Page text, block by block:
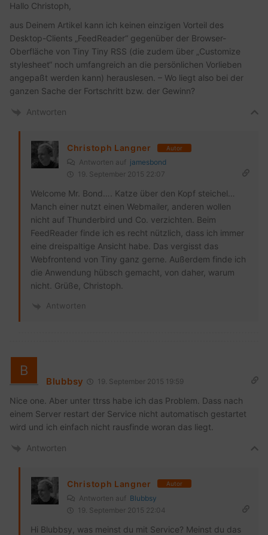
Hallo Christoph,
aus Deinem Artikel kann ich keinen einzigen Vorteil des
Desktop-Clients „FeedReader“ gegenüber der Browser-
Oberfläche von Tiny Tiny RSS (die zudem über „Customize
stylesheet“ noch umfangreich an die persönlichen Vorlieben
angepaßt werden kann) herauslesen. – Wo liegt also bei der
ganzen Sache der Fortschritt bzw. der Gewinn?
Antworten
Christoph Langner Autor
Antworten auf jamesbond
19. September 2015 22:07
Welcome Mr. Bond…. Katze über den Kopf steichel…
Manch einer nutzt einen Webmailer, anderen wollen
nicht auf Thunderbird und Co. verzichten. Beim
FeedReader finde ich es recht nützlich, dass ich immer
eine dreispaltige Ansicht habe. Das vergisst das
Webfrontend von Tiny ganz gerne. Außerdem finde ich
die Anwendung hübsch gemacht, von daher, warum
nicht. Grüße, Christoph.
Antworten
Blubbsy 19. September 2015 19:59
Nice one. Aber unter ttrss habe ich das Problem. Dass nach
einem Server restart der Service nicht automatisch gestartet
wird und ich einfach nicht rausfinde woran das liegt.
Antworten
Christoph Langner Autor
Antworten auf Blubbsy
19. September 2015 22:04
Hi Blubbsy, was meinst du mit Service? Meinst du das